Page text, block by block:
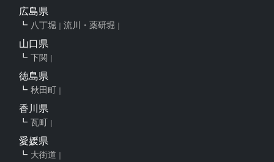
広島県
八丁堀 流川・薬研堀
山口県
下関
徳島県
秋田町
香川県
瓦町
愛媛県
大街道